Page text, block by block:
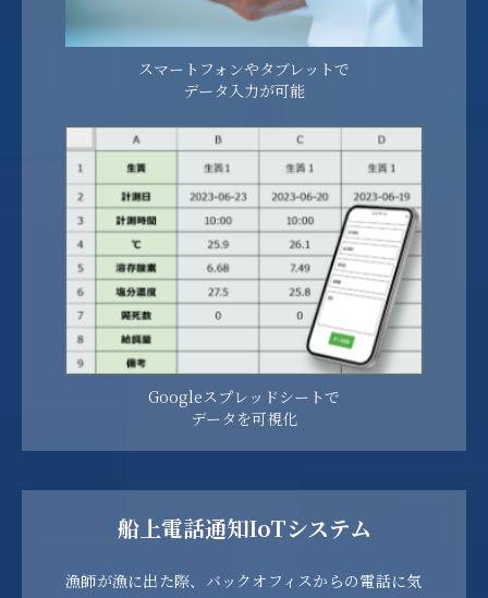
スマートフォンやタブレットで
データ入力が可能
Googleスプレッドシートで
データを可視化
船上電話通知IoTシステム
漁師が漁に出た際、バックオフィスからの電話に気